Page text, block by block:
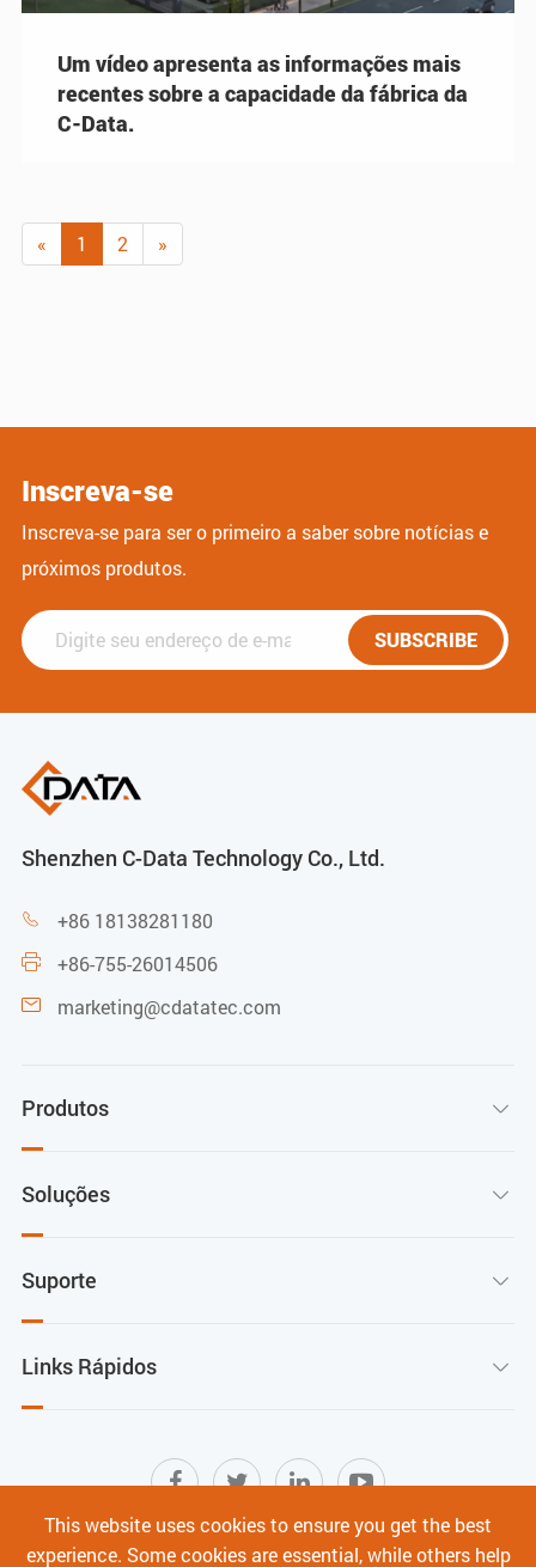
Um vídeo apresenta as informações mais
recentes sobre a capacidade da fábrica da
C-Data.
« 1 2 »
Inscreva-se
Inscreva-se para ser o primeiro a saber sobre notícias e
próximos produtos.
SUBSCRIBE
Shenzhen C-Data Technology Co., Ltd.
 +86 18138281180
 +86-755-26014506
 marketing@cdatatec.com
Produtos 
Soluções 
Suporte 
Links Rápidos 
This website uses cookies to ensure you get the best
experience. Some cookies are essential, while others help